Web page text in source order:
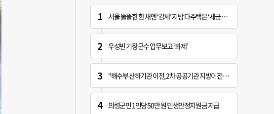
서울 똘똘한 한 채엔 ‘감세’ 지방 다주택은 ‘세금 폭탄’
우성빈 기장군수 업무보고 ‘화제’
“해수부 산하기관 이전, 2차 공공기관 지방이전과 연계 추진 안 돼”
의령군민 1인당 50만 원 민생안정지원금 지급